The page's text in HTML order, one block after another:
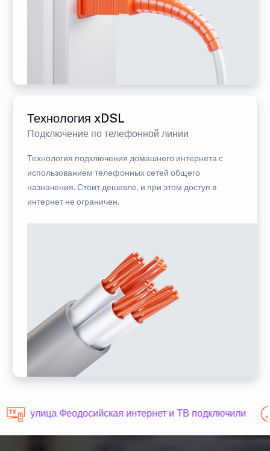
Технология xDSL
Подключение по телефонной линии
Технология подключения домашнего интернета с
использованием телефонных сетей общего
назначения. Стоит дешевле, и при этом доступ в
интернет не ограничен.
улица Феодосийская интернет и ТВ подключили